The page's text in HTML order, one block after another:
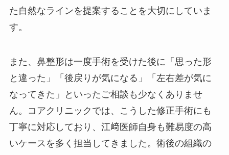
た自然なラインを提案することを大切にしていま
す。
また、鼻整形は一度手術を受けた後に「思った形
と違った」「後戻りが気になる」「左右差が気に
なってきた」といったご相談も少なくありませ
ん。コアクリニックでは、こうした修正手術にも
丁寧に対応しており、江﨑医師自身も難易度の高
いケースを多く担当してきました。術後の組織の